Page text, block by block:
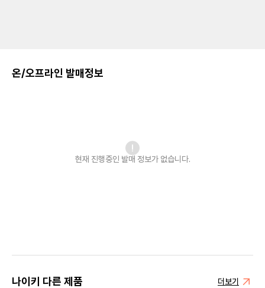
온/오프라인 발매정보
현재 진행중인 발매 정보가 없습니다.
나이키 다른 제품 더보기